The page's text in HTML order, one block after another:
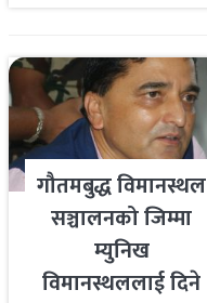
गौतमबुद्ध विमानस्थल
सञ्चालनको जिम्मा
म्युनिख
विमानस्थललाई दिने